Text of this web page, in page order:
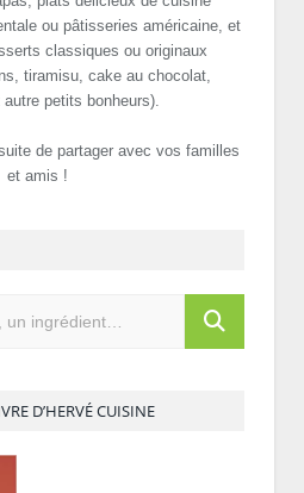
ou pâtisseries américaine, et
classiques ou originaux
tiramisu, cake au chocolat,
petits bonheurs).
de partager avec vos familles
et amis !
D’HERVÉ CUISINE